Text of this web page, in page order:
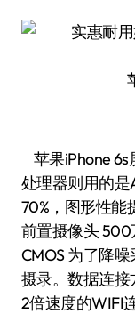
苹果iPhone 6s
处理器则用的
70%，图形性能
前置摄像头 500
CMOS 为了降
摄录。数据连接
2倍速度的WIFI